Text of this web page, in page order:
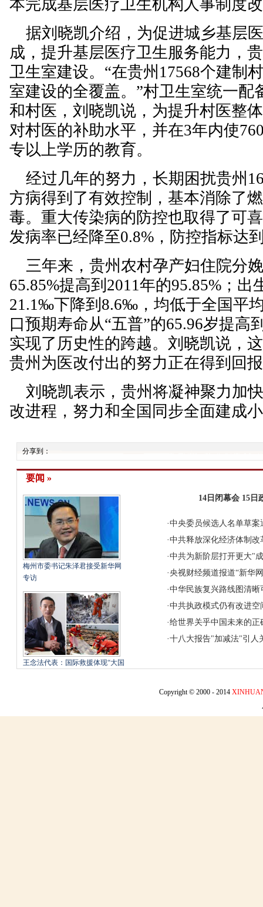
本完成基层医疗卫生机构人事制度
据刘晓凯介绍，为促进城乡基层
成，提升基层医疗卫生服务能力，
卫生室建设。“在贵州17568个建制
室建设的全覆盖。”村卫生室统一配
和村医，刘晓凯说，为提升村医整
对村医的补助水平，并在3年内使
专以上学历的教育。
经过几年的努力，长期困扰贵州
方病得到了有效控制，基本消除了
毒。重大传染病的防控也取得了可
发病率已经降至0.8%，防控指标达
三年来，贵州农村孕产妇住院分
65.85%提高到2011年的95.85%；出
21.1‰下降到8.6‰，均低于全国平
口预期寿命从“五普”的65.96岁提高
实现了历史性的跨越。刘晓凯说，
贵州为医改付出的努力正在得到回
刘晓凯表示，贵州将凝神聚力加
改进程，努力和全国同步全面建成
分享到：
要闻 »
梅州市委书记朱泽君接受新华网
专访
王念法代表：国际救援体现“大国
14日闭幕会 15日
·中央委员候选人名单草案
·中共释放深化经济体制改
·中共为新阶层打开更大"
·央视财经频道报道“新华
·中华民族复兴路线图清晰
·中共执政模式仍有改进空
·给世界关乎中国未来的正
·十八大报告"加减法"引人
Copyright © 2000 - 2014